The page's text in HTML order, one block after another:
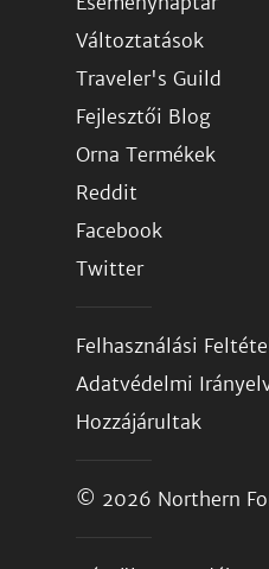
Változtatások
Traveler's Guild
Fejlesztői Blog
Orna Termékek
Reddit
Facebook
Twitter
Felhasználási
Adatvédelmi
Hozzájárultak
© 2026 Northern